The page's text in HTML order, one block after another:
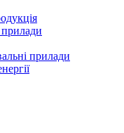
прилади